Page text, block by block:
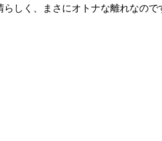
しく、まさにオトナな離れなの